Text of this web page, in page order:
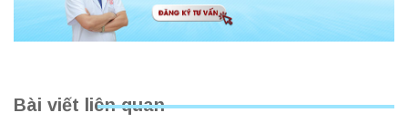
Bài viết liên quan